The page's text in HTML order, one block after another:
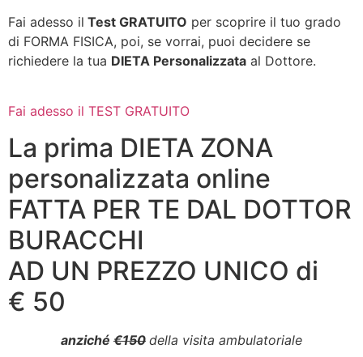
Fai adesso il Test GRATUITO per scoprire il tuo grado
di FORMA FISICA, poi, se vorrai, puoi decidere se
richiedere la tua DIETA Personalizzata al Dottore.
Fai adesso il TEST GRATUITO
La prima DIETA ZONA
personalizzata online
FATTA PER TE DAL DOTTOR
BURACCHI
AD UN PREZZO UNICO di
€ 50
anziché €150 della visita ambulatoriale